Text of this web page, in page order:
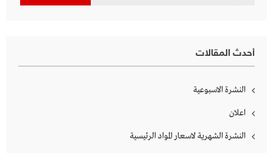
أحدث المقالات
النشرة الاسبوعية
اعلان
النشرة الشهرية لاسعار المواد الرئيسية